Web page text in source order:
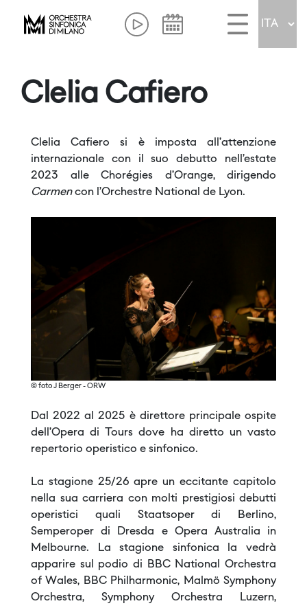
Clelia Cafiero
Clelia Cafiero si è imposta all’attenzione
internazionale con il suo debutto nell’estate
2023 alle Chorégies d’Orange, dirigendo
Carmencon l’Orchestre National de Lyon.
© foto J Berger - ORW
Dal 2022 al 2025 è direttore principale ospite
dell’Opera di Tours dove ha diretto un vasto
repertorio operistico e sinfonico.
La stagione 25/26 apre un eccitante capitolo
nella sua carriera con molti prestigiosi debutti
operistici quali Staatsoper di Berlino,
Semperoper di Dresda e Opera Australia in
Melbourne. La stagione sinfonica la vedrà
apparire sul podio di BBC National Orchestra
of Wales, BBC Philharmonic, Malmö Symphony
Orchestra, Symphony Orchestra Luzern,